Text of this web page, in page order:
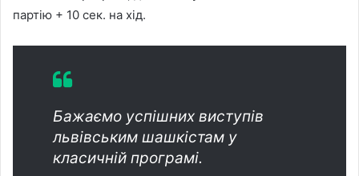
партію + 10 сек. на хід.
Бажаємо успішних виступів
львівським шашкістам у
класичній програмі.